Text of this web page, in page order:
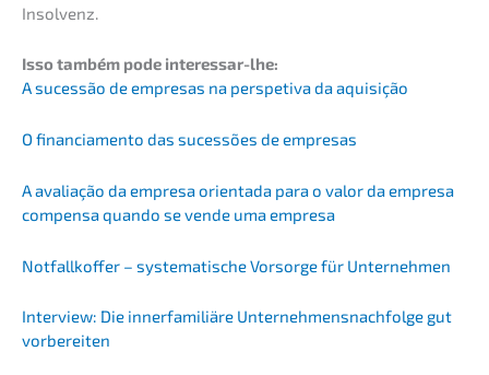
Insolvenz.
Isso também pode interessar-lhe:
A suces­são de empre­sas na perspe­ti­va da aquisição
O finan­cia­men­to das suces­sões de empresas
A avalia­ção da empre­sa orien­ta­da para o valor da empre­sa
compen­sa quando se vende uma empresa
Notfall­kof­fer – syste­ma­ti­sche Vorsor­ge für Unternehmen
Inter­view: Die inner­fa­mi­liä­re Unternehmens­nachfolge gut
vorbereiten